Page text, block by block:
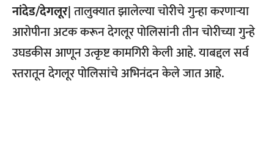
नांदेड/देगलूर|तालुक्यात झालेल्या चोरीचे गुन्हा करणाऱ्या
आरोपीना अटक करून देगलूर पोलिसांनी तीन चोरीच्या गुन्हे
उघडकीस आणून उत्कृष्ट कामगिरी केली आहे. याबद्दल सर्व
स्तरातून देगलूर पोलिसांचे अभिनंदन केले जात आहे.